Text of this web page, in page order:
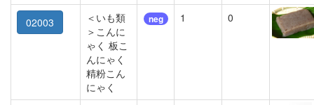
02003
＜いも類
＞こんに
ゃく 板こ
んにゃく
精粉こん
にゃく
neg 1 0